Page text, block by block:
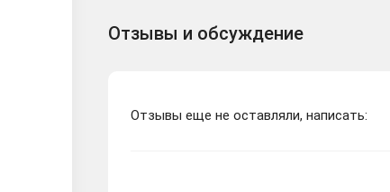
Отзывы и обсуждение
Отзывы еще не оставляли, написать: